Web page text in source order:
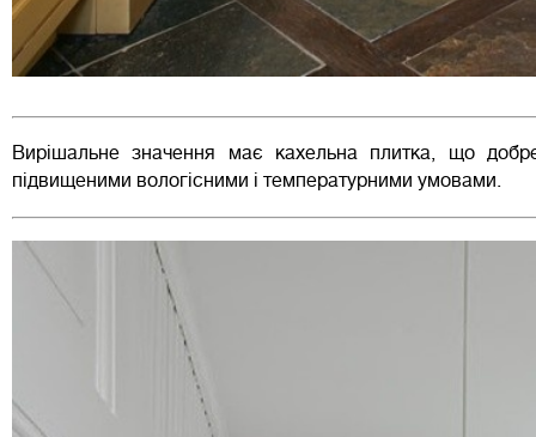
Вирішальне значення має кахельна плитка, що
підвищеними вологісними і температурними умовами.